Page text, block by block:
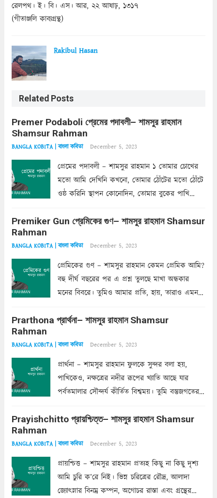
রেলপথ। ই। বি। এস। আর, ২২ আষাঢ়, ১৩১৭
(গীতাঞ্জলি কাব্যগ্রন্থ)
Rakibul Hasan
Related Posts
Premer Podaboli প্রেমের পদাবলী– শামসুর রাহমান
Shamsur Rahman
BANGLA KOBITA | বাংলা কবিতা December 5, 2023
প্রেমের পদাবলী – শামসুর রাহমান ১ তোমার চোখের
মতো আমি দেখিনি কখনো, তোমার ঠোঁটের মতো ঠোঁটে
ওষ্ঠ করিনি স্থাপন কোনোদিন, তোমার বুকের পাখি
কোথাও কি এরকম ছায়া দেয় ক্লান্তির প্রহরে? মুছে
Premiker Gun প্রেমিকের গুণ– শামসুর রাহমান Shamsur
Rahman
BANGLA KOBITA | বাংলা কবিতা December 5, 2023
প্রেমিকের গুণ – শামসুর রাহমান কেমন প্রেমিক আমি?
বহু দীর্ঘ বছরের পর এ প্রশ্ন তুলছে মাখা অন্ধকার
মনের বিবরে। তুমিও আমার প্রতি, হায়, তারাও এমন
একান্ত জরুরি- নইলে একটি দেয়াল নিমেষেই ভীষণ
Prarthona প্রার্থনা– শামসুর রাহমান Shamsur
Rahman
BANGLA KOBITA | বাংলা কবিতা December 5, 2023
প্রার্থনা – শামসুর রাহমান ফুলকে সুন্দর বলা হয়,
পাখিকেও, নক্ষত্রের নদীর রূপের খ্যাতি আছে যার
পর্বতমালার সৌন্দর্য কীর্তিত বিশ্বময়। তুমি বস্তুজগতের
তার সুষমায় পার্থক্য অনেক। তোমাকে সুন্দরী বলা চলে,
Prayishchitto প্রায়শ্চিত্ত– শামসুর রাহমান Shamsur
Rahman
BANGLA KOBITA | বাংলা কবিতা December 5, 2023
প্রায়শ্চিত্ত – শামসুর রাহমান প্রত্যহ কিছু না কিছু দৃশ্য
আমি চুরি ক’রে নিই। ভিন্ন চরিত্রের রৌদ্র, আলাদা
জ্যোৎস্নার বিনম্র কম্পন, অগোচর রাস্তা এবং গ্রন্থের